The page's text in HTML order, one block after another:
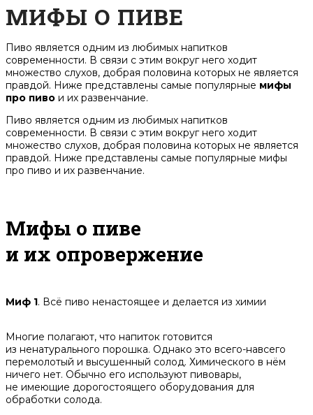
МИФЫ О ПИВЕ
Пиво является одним из любимых напитков
современности. В связи с этим вокруг него ходит
множество слухов, добрая половина которых не является
правдой. Ниже представлены самые популярные мифы
про пиво и их развенчание.
Пиво является одним из любимых напитков
современности. В связи с этим вокруг него ходит
множество слухов, добрая половина которых не является
правдой. Ниже представлены самые популярные мифы
про пиво и их развенчание.
Мифы о пиве
и их опровержение
Миф 1. Всё пиво ненастоящее и делается из химии
Многие полагают, что напиток готовится
из ненатурального порошка. Однако это всего-навсего
перемолотый и высушенный солод. Химического в нём
ничего нет. Обычно его используют пивовары,
не имеющие дорогостоящего оборудования для
обработки солода.